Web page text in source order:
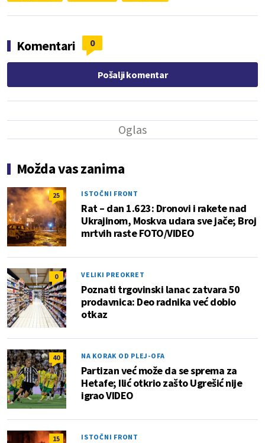
Komentari 0
Pošalji komentar
Možda vas zanima
25 ISTOČNI FRONT
Rat – dan 1.623: Dronovi i rakete nad
Ukrajinom, Moskva udara sve jače; Broj
mrtvih raste FOTO/VIDEO
0 VELIKI PREOKRET
Poznati trgovinski lanac zatvara 50
prodavnica: Deo radnika već dobio
otkaz
40 NA KORAK OD PLEJ-OFA
Partizan već može da se sprema za
Hetafe; Ilić otkrio zašto Ugrešić nije
igrao VIDEO
15 ISTOČNI FRONT